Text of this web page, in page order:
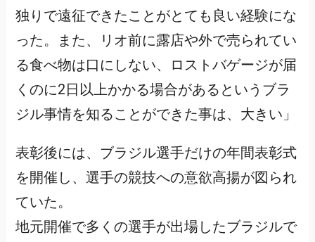
独りで遠征できたことがとても良い経験にな
った。また、リオ前に露店や外で売られてい
る食べ物は口にしない、ロストバゲージが届
くのに2日以上かかる場合があるというブラ
ジル事情を知ることができた事は、大きい」
表彰後には、ブラジル選手だけの年間表彰式
を開催し、選手の競技への意欲高揚が図られ
ていた。
地元開催で多くの選手が出場したブラジルで